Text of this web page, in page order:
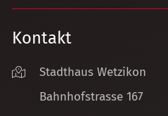
Kontakt
Stadthaus Wetzikon
Bahnhofstrasse 167